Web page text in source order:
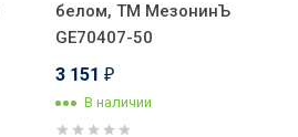
белом, ТМ МезонинЪ
GE70407-50
3 151 ₽
В наличии